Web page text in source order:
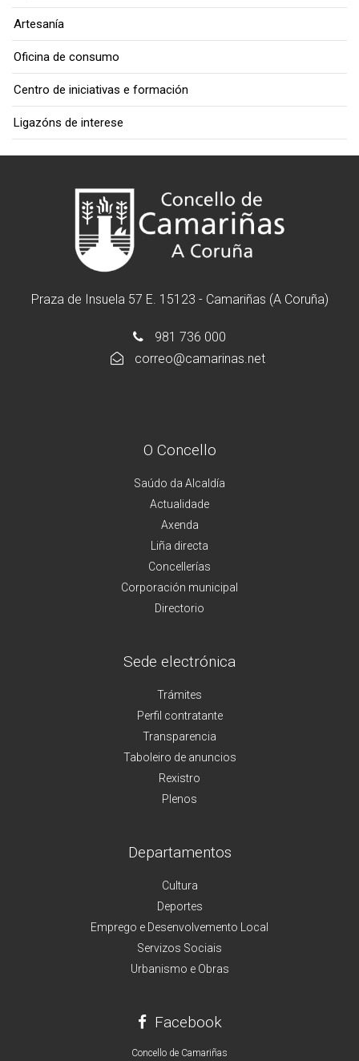
Artesanía
Oficina de consumo
Centro de iniciativas e formación
Ligazóns de interese
Praza de Insuela 57 E. 15123 - Camariñas (A Coruña)
981 736 000
correo@camarinas.net
O Concello
Saúdo da Alcaldía
Actualidade
Axenda
Liña directa
Concellerías
Corporación municipal
Directorio
Sede electrónica
Trámites
Perfil contratante
Transparencia
Taboleiro de anuncios
Rexistro
Plenos
Departamentos
Cultura
Deportes
Emprego e Desenvolvemento Local
Servizos Sociais
Urbanismo e Obras
Facebook
Concello de Camariñas